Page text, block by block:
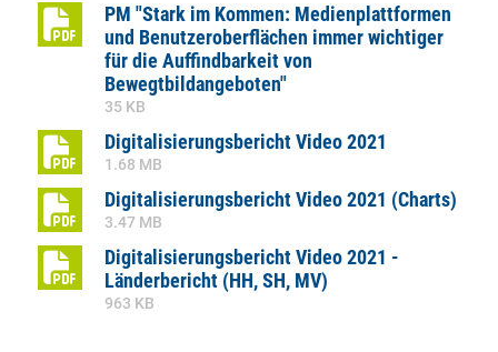
PM "Stark im Kommen: Medienplattformen
und Benutzeroberflächen immer wichtiger
für die Auffindbarkeit von
Bewegtbildangeboten"
35 KB
Digitalisierungsbericht Video 2021
1.68 MB
Digitalisierungsbericht Video 2021 (Charts)
3.47 MB
Digitalisierungsbericht Video 2021 -
Länderbericht (HH, SH, MV)
963 KB